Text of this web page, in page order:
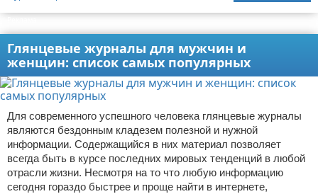
Глянцевые журналы для мужчин и
женщин: список самых популярных
Для современного успешного человека глянцевые журналы
являются бездонным кладезем полезной и нужной
информации. Содержащийся в них материал позволяет
всегда быть в курсе последних мировых тенденций в любой
отрасли жизни. Несмотря на то что любую информацию
сегодня гораздо быстрее и проще найти в интернете,